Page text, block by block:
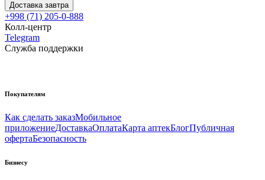
Доставка завтра
+998 (71) 205-0-888
Колл-центр
Telegram
Служба поддержки
Покупателям
Как сделать заказМобильное
приложениеДоставкаОплатаКарта аптекБлогПубличная
офертаБезопасность
Бизнесу